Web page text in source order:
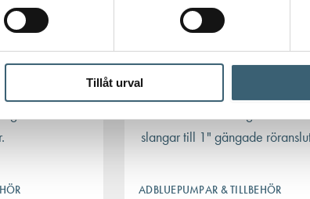
Tillåt urval
en mer komplett lösning.
ADBLUEPUMPAR & TILLBEHÖR